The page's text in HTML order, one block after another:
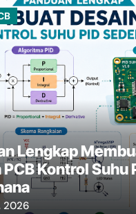
Lengkap
Kontrol Suhu
2026